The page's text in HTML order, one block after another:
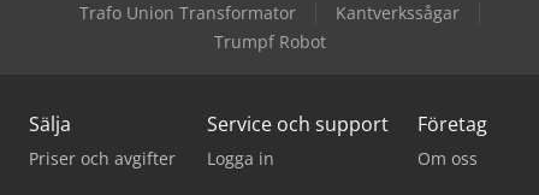
Trafo Union Transformator
Kantverkssågar
Trumpf Robot
Sälja
Priser och avgifter
Service och support
Logga in
Företag
Om oss